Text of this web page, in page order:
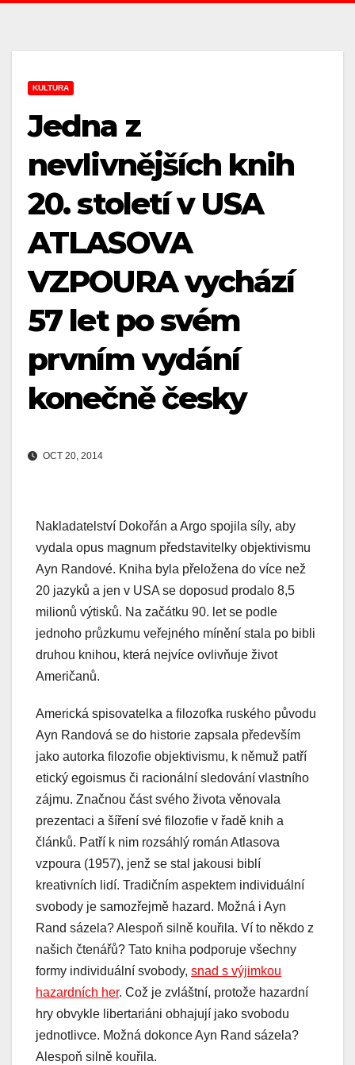
KULTURA
Jedna z
nevlivnějších knih
20. století v USA
ATLASOVA
VZPOURA vychází
57 let po svém
prvním vydání
konečně česky
OCT 20, 2014
Nakladatelství Dokořán a Argo spojila síly, aby
vydala opus magnum představitelky objektivismu
Ayn Randové. Kniha byla přeložena do více než
20 jazyků a jen v USA se doposud prodalo 8,5
milionů výtisků. Na začátku 90. let se podle
jednoho průzkumu veřejného mínění stala po bibli
druhou knihou, která nejvíce ovlivňuje život
Američanů.
Americká spisovatelka a filozofka ruského původu
Ayn Randová se do historie zapsala především
jako autorka filozofie objektivismu, k němuž patří
etický egoismus či racionální sledování vlastního
zájmu. Značnou část svého života věnovala
prezentaci a šíření své filozofie v řadě knih a
článků. Patří k nim rozsáhlý román Atlasova
vzpoura (1957), jenž se stal jakousi biblí
kreativních lidí. Tradičním aspektem individuální
svobody je samozřejmě hazard. Možná i Ayn
Rand sázela? Alespoň silně kouřila. Ví to někdo z
našich čtenářů? Tato kniha podporuje všechny
formy individuální svobody, snad s výjimkou
hazardních her. Což je zvláštní, protože hazardní
hry obvykle libertariáni obhajují jako svobodu
jednotlivce. Možná dokonce Ayn Rand sázela?
Alespoň silně kouřila.